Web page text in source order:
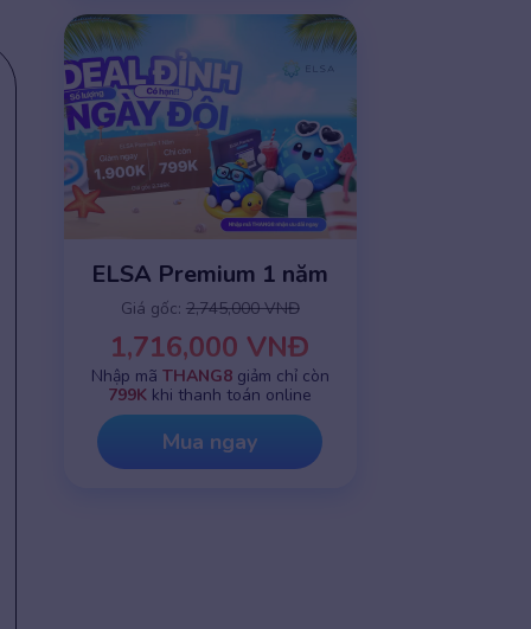
ELSA Premium 1 năm
Giá gốc: 2,745,000 VNĐ
1,716,000 VNĐ
Nhập mã THANG8giảm chỉ còn
799K khi thanh toán online
Mua ngay